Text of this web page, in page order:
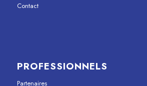
Contact
PROFESSIONNELS
Partenaires